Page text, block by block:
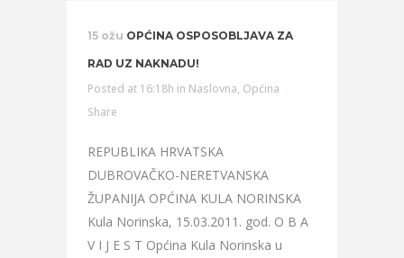
15 ožu OPĆINA OSPOSOBLJAVA ZA
RAD UZ NAKNADU!
Posted at 16:18h in Naslovna, Općina
Share
REPUBLIKA HRVATSKA
DUBROVAČKO-NERETVANSKA
ŽUPANIJA OPĆINA KULA NORINSKA
Kula Norinska, 15.03.2011. god. O B A
V I J E S T Općina Kula Norinska u